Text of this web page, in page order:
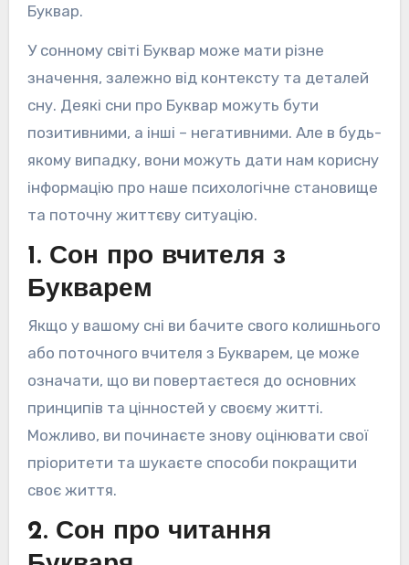
Буквар.
У сонному світі Буквар може мати різне
значення, залежно від контексту та деталей
сну. Деякі сни про Буквар можуть бути
позитивними, а інші – негативними. Але в будь-
якому випадку, вони можуть дати нам корисну
інформацію про наше психологічне становище
та поточну життєву ситуацію.
1. Сон про вчителя з
Букварем
Якщо у вашому сні ви бачите свого колишнього
або поточного вчителя з Букварем, це може
означати, що ви повертаєтеся до основних
принципів та цінностей у своєму житті.
Можливо, ви починаєте знову оцінювати свої
пріоритети та шукаєте способи покращити
своє життя.
2. Сон про читання